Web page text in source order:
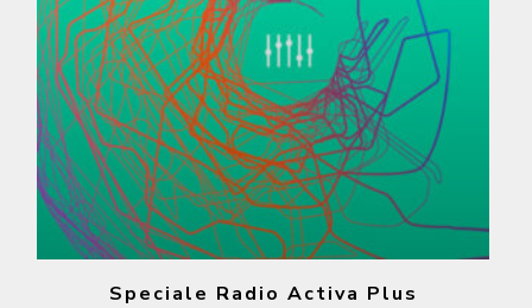
Speciale Radio Activa Plus